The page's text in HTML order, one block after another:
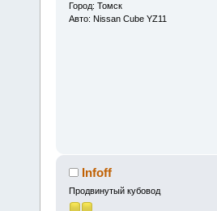
Город: Томск
Авто: Nissan Cube YZ11
Infoff
Продвинутый кубовод